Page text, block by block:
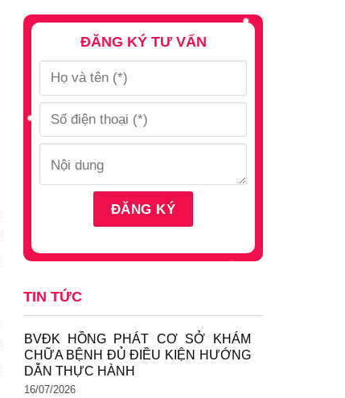
ĐĂNG KÝ TƯ VẤN
TIN TỨC
BVĐK HỒNG PHÁT CƠ SỞ KHÁM
CHỮA BỆNH ĐỦ ĐIỀU KIỆN HƯỚNG
DẪN THỰC HÀNH
16/07/2026